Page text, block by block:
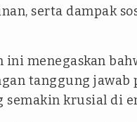
serta dampak
ini menegaskan
tanggung jawab
krusial di